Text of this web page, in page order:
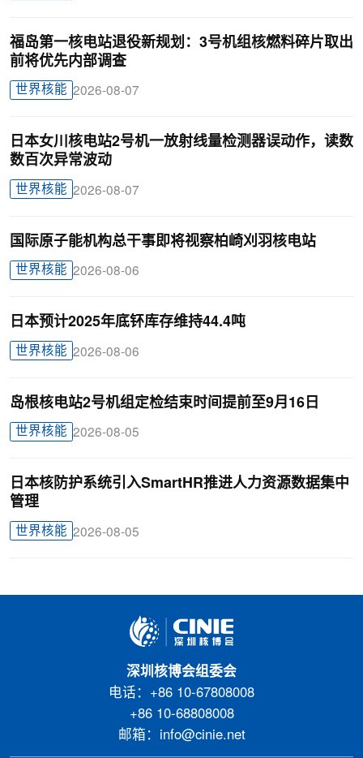
福岛第一核电站退役新规划：3号机组核燃料碎片取出
前将优先内部调查
世界核能 2026-08-07
日本女川核电站2号机一放射线量检测器误动作，读数
数百次异常波动
世界核能 2026-08-07
国际原子能机构总干事即将视察柏崎刈羽核电站
世界核能 2026-08-06
日本预计2025年底钚库存维持44.4吨
世界核能 2026-08-06
岛根核电站2号机组定检结束时间提前至9月16日
世界核能 2026-08-05
日本核防护系统引入SmartHR推进人力资源数据集中
管理
世界核能 2026-08-05
深圳核博会组委会
电话：+86 10-67808008
+86 10-68808008
邮箱：info@cinie.net